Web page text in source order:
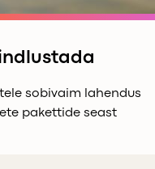
sobivaim lahendus
pakettide seast